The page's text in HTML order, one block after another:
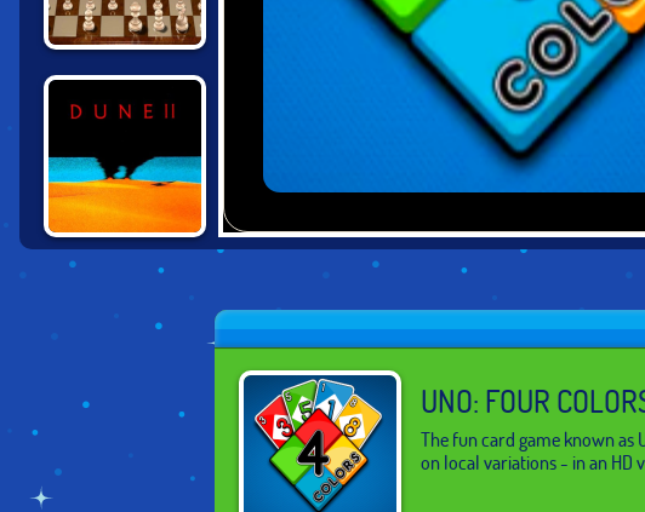
SPARK CHESS
UNO: FOUR
The fun card game known as
on local variations - in an HD